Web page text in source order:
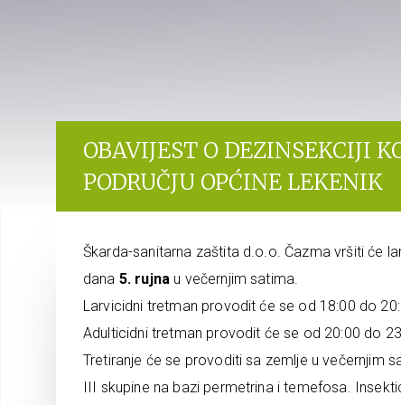
OBAVIJEST O DEZINSEKCIJI
PODRUČJU OPĆINE LEKENIK
Škarda-sanitarna zaštita d.o.o. Čazma vršiti će
dana 5. rujna u večernjim satima.
Larvicidni tretman provodit će se od 18:00 do
Adulticidni tretman provodit će se od 20:00 do
Tretiranje će se provoditi sa zemlje u večernjim
III skupine na bazi permetrina i temefosa.